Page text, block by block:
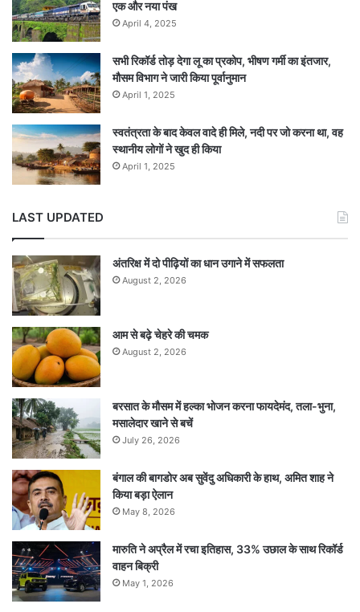
एक और नया पंख
April 4, 2025
सभी रिकॉर्ड तोड़ देगा लू का प्रकोप, भीषण गर्मी का इंतजार,
मौसम विभाग ने जारी किया पूर्वानुमान
April 1, 2025
स्वतंत्रता के बाद केवल वादे ही मिले, नदी पर जो करना था, वह
स्थानीय लोगों ने खुद ही किया
April 1, 2025
LAST UPDATED
अंतरिक्ष में दो पीढ़ियों का धान उगाने में सफलता
August 2, 2026
आम से बढ़े चेहरे की चमक
August 2, 2026
बरसात के मौसम में हल्का भोजन करना फायदेमंद, तला-भुना,
मसालेदार खाने से बचें
July 26, 2026
बंगाल की बागडोर अब सुवेंदु अधिकारी के हाथ, अमित शाह ने
किया बड़ा ऐलान
May 8, 2026
मारुति ने अप्रैल में रचा इतिहास, 33% उछाल के साथ रिकॉर्ड
वाहन बिक्री
May 1, 2026